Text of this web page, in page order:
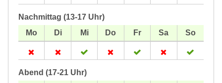
Nachmittag (13-17 Uhr)
Abend (17-21 Uhr)